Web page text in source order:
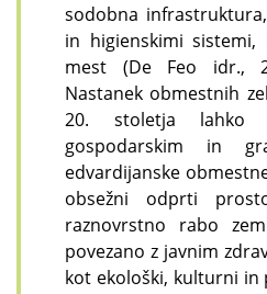
sodobna
in higienskimi
mest (De Feo idr.,
Nastanek obmestnih
20. stoletja lahko
gospodarskim in
edvardijanske
obsežni odprti
raznovrstno rabo
povezano z javnim
kot ekološki, kulturni in